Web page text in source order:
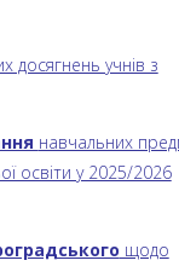
досягнень учнів з
навчальних
освіти у 2025/2026
щодо